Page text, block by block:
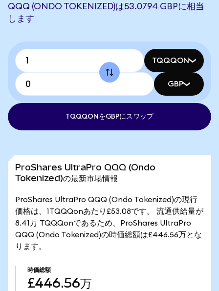
QQQ (ONDO TOKENIZED)は53.0794 GBPに相当
します
TQQQON
GBP
TQQQONをGBPにスワップ
ProShares UltraPro QQQ (Ondo
Tokenized)の最新市場情報
ProShares UltraPro QQQ (Ondo Tokenized)の現行
価格は、1TQQQonあたり£53.08です。 流通供給量が
8.41万 TQQQonであるため、ProShares UltraPro
QQQ (Ondo Tokenized)の時価総額は£446.56万とな
ります。
時価総額
£446.56万